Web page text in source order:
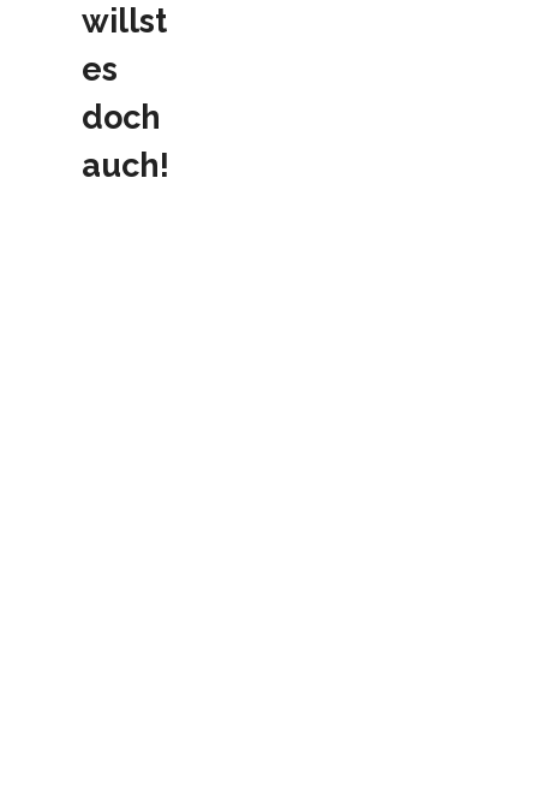
willst
es
doch
auch!